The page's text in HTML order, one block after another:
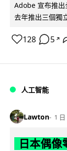
Adobe 宣布推
去年推出三個獨
128 5 ↗
人工智能
Lawton 1 日
日本偶像